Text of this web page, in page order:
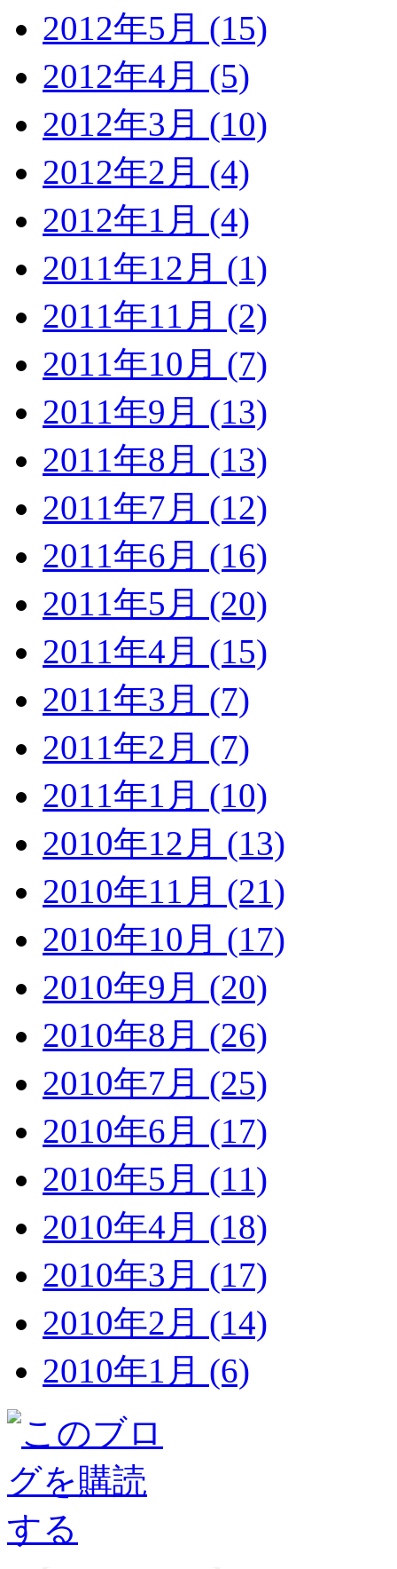
2012年5月 (15)
2012年4月 (5)
2012年3月 (10)
2012年2月 (4)
2012年1月 (4)
2011年12月 (1)
2011年11月 (2)
2011年10月 (7)
2011年9月 (13)
2011年8月 (13)
2011年7月 (12)
2011年6月 (16)
2011年5月 (20)
2011年4月 (15)
2011年3月 (7)
2011年2月 (7)
2011年1月 (10)
2010年12月 (13)
2010年11月 (21)
2010年10月 (17)
2010年9月 (20)
2010年8月 (26)
2010年7月 (25)
2010年6月 (17)
2010年5月 (11)
2010年4月 (18)
2010年3月 (17)
2010年2月 (14)
2010年1月 (6)